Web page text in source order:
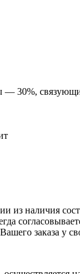
— 30%,
из наличия
заказа у